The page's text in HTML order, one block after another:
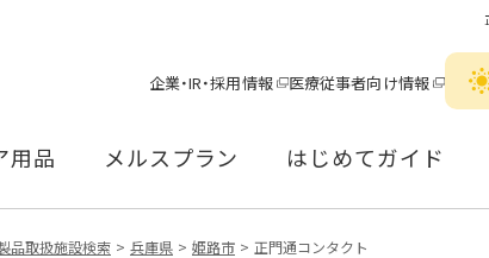
企業・IR・採用情報 医療従事者向け情報
用品 メルスプラン はじめてガイド
品取扱施設検索 兵庫県 姫路市 正門通コンタクト